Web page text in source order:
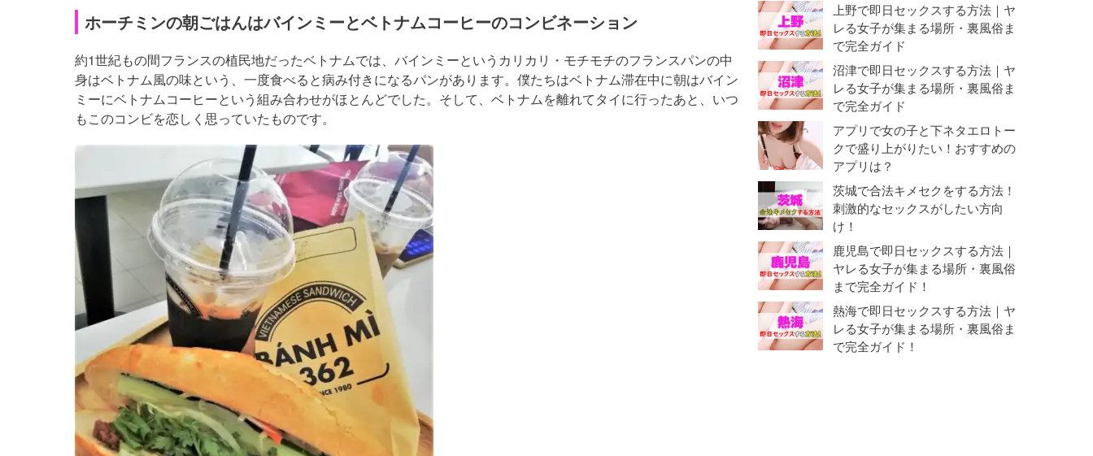
ホーチミンの朝ごはんはバインミーとベトナムコーヒーのコンビネーション
約1世紀もの間フランスの植民地だったベトナムでは、バインミーというカリカリ・モチモチのフランスパンの中
身はベトナム風の味という、一度食べると病み付きになるパンがあります。僕たちはベトナム滞在中に朝はバイン
ミーにベトナムコーヒーという組み合わせがほとんどでした。そして、ベトナムを離れてタイに行ったあと、いつ
もこのコンビを恋しく思っていたものです。
上野で即日セックスする方法｜ヤ
レる女子が集まる場所・裏風俗ま
で完全ガイド
沼津で即日セックスする方法｜ヤ
レる女子が集まる場所・裏風俗ま
で完全ガイド
アプリで女の子と下ネタエロトー
クで盛り上がりたい！おすすめの
アプリは？
茨城で合法キメセクをする方法！
刺激的なセックスがしたい方向
け！
鹿児島で即日セックスする方法｜
ヤレる女子が集まる場所・裏風俗
まで完全ガイド！
熱海で即日セックスする方法｜ヤ
レる女子が集まる場所・裏風俗ま
で完全ガイド！